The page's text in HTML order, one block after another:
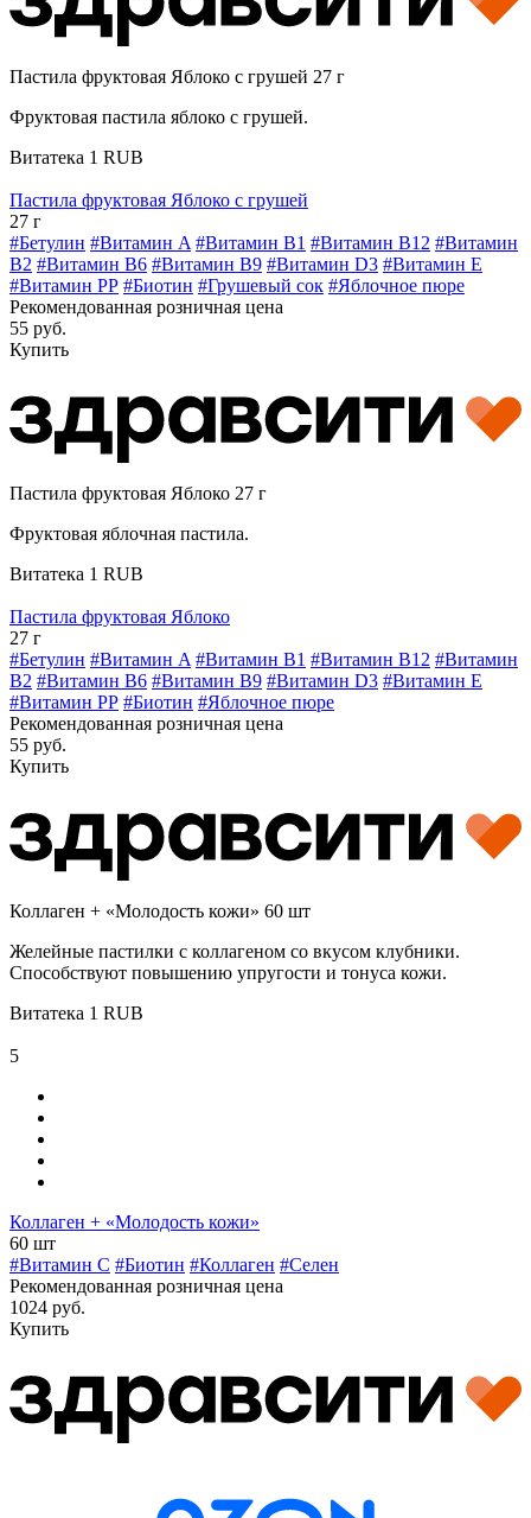
Пастила фруктовая Яблоко с грушей 27 г
Фруктовая пастила яблоко с грушей.
Витатека 1 RUB
Пастила фруктовая Яблоко с грушей
27 г
#Бетулин #Витамин A #Витамин B1 #Витамин B12 #Витамин
B2 #Витамин B6 #Витамин B9 #Витамин D3 #Витамин E
#Витамин РР #Биотин #Грушевый сок #Яблочное пюре
Рекомендованная розничная цена
55 руб.
Купить
Пастила фруктовая Яблоко 27 г
Фруктовая яблочная пастила.
Витатека 1 RUB
Пастила фруктовая Яблоко
27 г
#Бетулин #Витамин A #Витамин B1 #Витамин B12 #Витамин
B2 #Витамин B6 #Витамин B9 #Витамин D3 #Витамин E
#Витамин РР #Биотин #Яблочное пюре
Рекомендованная розничная цена
55 руб.
Купить
Коллаген + «Молодость кожи» 60 шт
Желейные пастилки с коллагеном со вкусом клубники.
Способствуют повышению упругости и тонуса кожи.
Витатека 1 RUB
5
Коллаген + «Молодость кожи»
60 шт
#Витамин C #Биотин #Коллаген #Селен
Рекомендованная розничная цена
1024 руб.
Купить